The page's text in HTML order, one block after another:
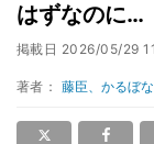
はずなのに…
掲載日 2026/05/29
著者： 藤臣、かるぼ